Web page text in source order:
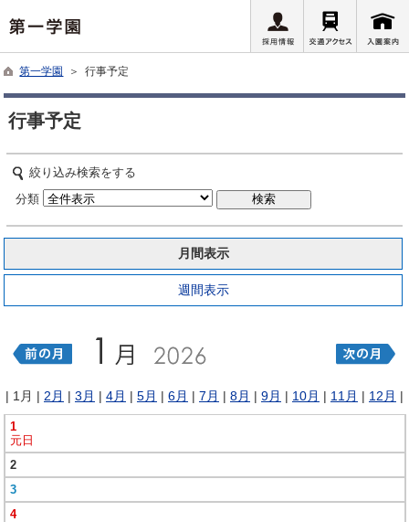
第一学園 ＞ 行事予定
行事予定
絞り込み検索をする
分類
月間表示
週間表示
| 1月 | 2月 | 3月 | 4月 | 5月 | 6月 | 7月 | 8月 | 9月 | 10月 | 11月 | 12月 |
1
元日
2
3
4